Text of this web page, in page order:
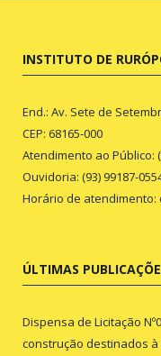
INSTITUTO DE
End.: Av. Sete de
CEP: 68165-000
Atendimento ao Público:
Ouvidoria: (93) 99187-
Horário de atendimento:
ÚLTIMAS
Dispensa de Licitação
construção destinados